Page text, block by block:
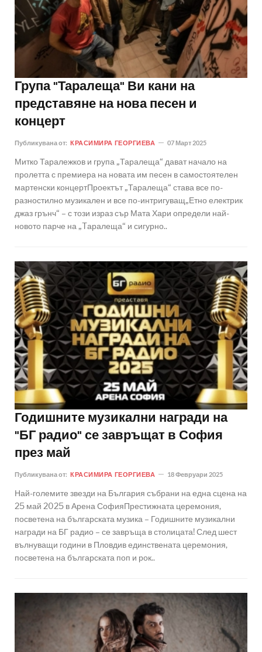
Група "Таралеща" Ви кани на
представяне на нова песен и
концерт
Публикувана от: КРАСИМИРА ГЕОРГИЕВА 07 Март 2025
Митко Таралежков и група „Таралеща“ дават начало на
пролетта с премиера на новата им песен в самостоятелен
мартенски концертПроектът „Таралеща“ става все по-
разностилно музикален и все по-интригуващ„Етно електрик
джаз грънч“ – с този израз сър Мата Хари определи най-
новото парче на „Tаралеща“ и сигурно..
Годишните музикални награди на
"БГ радио" се завръщат в София
през май
Публикувана от: КРАСИМИРА ГЕОРГИЕВА 18 Февруари 2025
Най-големите звезди на България събрани на една сцена на
25 май 2025 в Арена СофияПрестижната церемония,
посветена на българската музика – Годишните музикални
награди на БГ радио – се завръща в столицата! След шест
вълнуващи години в Пловдив единствената церемония,
посветена на българската поп и рок..